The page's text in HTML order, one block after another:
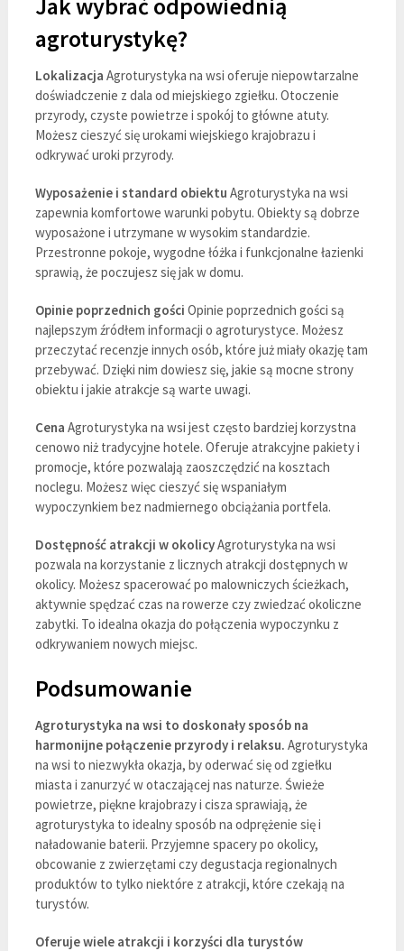
agroturystykę?
Lokalizacja Agroturystyka na wsi oferuje niepowtarzalne
doświadczenie z dala od miejskiego zgiełku. Otoczenie
przyrody, czyste powietrze i spokój to główne atuty.
Możesz cieszyć się urokami wiejskiego krajobrazu i
odkrywać uroki przyrody.
Wyposażenie i standard obiektu Agroturystyka na wsi
zapewnia komfortowe warunki pobytu. Obiekty są dobrze
wyposażone i utrzymane w wysokim standardzie.
Przestronne pokoje, wygodne łóżka i funkcjonalne łazienki
sprawią, że poczujesz się jak w domu.
Opinie poprzednich gości Opinie poprzednich gości są
najlepszym źródłem informacji o agroturystyce. Możesz
przeczytać recenzje innych osób, które już miały okazję tam
przebywać. Dzięki nim dowiesz się, jakie są mocne strony
obiektu i jakie atrakcje są warte uwagi.
Cena Agroturystyka na wsi jest często bardziej korzystna
cenowo niż tradycyjne hotele. Oferuje atrakcyjne pakiety i
promocje, które pozwalają zaoszczędzić na kosztach
noclegu. Możesz więc cieszyć się wspaniałym
wypoczynkiem bez nadmiernego obciążania portfela.
Dostępność atrakcji w okolicyAgroturystyka na wsi
pozwala na korzystanie z licznych atrakcji dostępnych w
okolicy. Możesz spacerować po malowniczych ścieżkach,
aktywnie spędzać czas na rowerze czy zwiedzać okoliczne
zabytki. To idealna okazja do połączenia wypoczynku z
odkrywaniem nowych miejsc.
Podsumowanie
Agroturystyka na wsi to doskonały sposób na
harmonijne połączenie przyrody i relaksu. Agroturystyka
na wsi to niezwykła okazja, by oderwać się od zgiełku
miasta i zanurzyć w otaczającej nas naturze. Świeże
powietrze, piękne krajobrazy i cisza sprawiają, że
agroturystyka to idealny sposób na odprężenie się i
naładowanie baterii. Przyjemne spacery po okolicy,
obcowanie z zwierzętami czy degustacja regionalnych
produktów to tylko niektóre z atrakcji, które czekają na
turystów.
Oferuje wiele atrakcji i korzyści dla turystów